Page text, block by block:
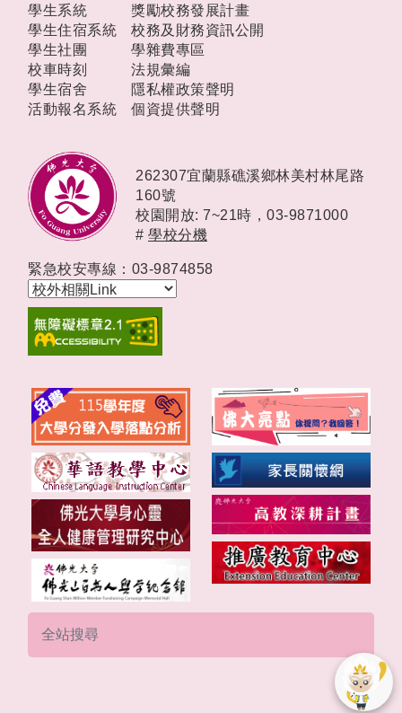
學生系統
學生住宿系統
學生社團
校車時刻
學生宿舍
活動報名系統
獎勵校務發展計畫
校務及財務資訊公開
學雜費專區
法規彙編
隱私權政策聲明
個資提供聲明
262307宜蘭縣礁溪鄉林美村林尾路
160號
校園開放: 7~21時， 03-9871000
# 學校分機
緊急校安專線：03-9874858